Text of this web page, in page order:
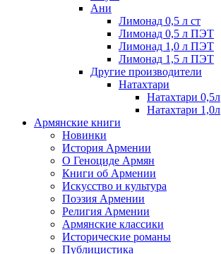
Ани
Лимонад 0,5 л ст
Лимонад 0,5 л ПЭТ
Лимонад 1,0 л ПЭТ
Лимонад 1,5 л ПЭТ
Другие производители
Натахтари
Натахтари 0,5л
Натахтари 1,0л
Армянские книги
Новинки
История Армении
О Геноциде Армян
Книги об Армении
Иcкусство и культура
Поэзия Армении
Религия Армении
Армянские классики
Исторические романы
Публицистика